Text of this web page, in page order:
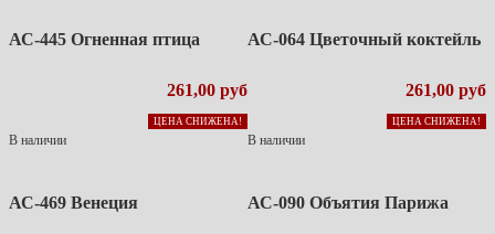
АС-445 Огненная птица
261,00 руб
ЦЕНА СНИЖЕНА!
В наличии
АС-064 Цветочный коктейль
261,00 руб
ЦЕНА СНИЖЕНА!
В наличии
АС-469 Венеция АС-090 Объятия Парижа